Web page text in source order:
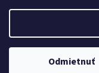
Odmietnuť
Tento e-shop je určený
Copyright 2026